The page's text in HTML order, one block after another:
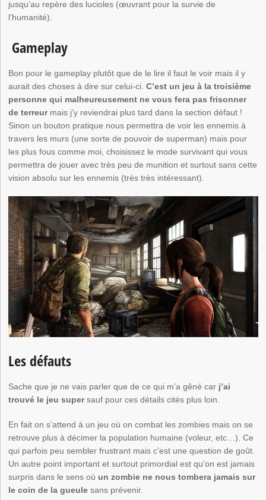
jusqu’au repère des lucioles (œuvrant pour la survie de
l’humanité).
Gameplay
Bon pour le gameplay plutôt que de le lire il faut le voir mais il y
aurait des choses à dire sur celui-ci.C’est un jeu à la troisième
personne qui malheureusement ne vous fera pas frisonner
de terreurmais j’y reviendrai plus tard dans la section défaut !
Sinon un bouton pratique nous permettra de voir les ennemis à
travers les murs (une sorte de pouvoir de superman) mais pour
les plus fous comme moi, choisissez le mode survivant qui vous
permettra de jouer avec très peu de munition et surtout sans cette
vision absolu sur les ennemis (très très intéressant).
Les défauts
Sache que je ne vais parler que de ce qui m’a gêné car j’ai
trouvé le jeu supersauf pour ces détails cités plus loin.
En fait on s’attend à un jeu où on combat les zombies mais on se
retrouve plus à décimer la population humaine (voleur, etc…). Ce
qui parfois peu sembler frustrant mais c’est une question de goût.
Un autre point important et surtout primordial est qu’on est jamais
surpris dans le sens où un zombie ne nous tombera jamais sur
le coin de la gueule sans prévenir.